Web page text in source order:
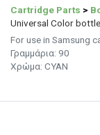
Cartridge Parts >
Universal Color
For use in Samsung
Γραμμάρια: 90
Χρώμα: CYAN